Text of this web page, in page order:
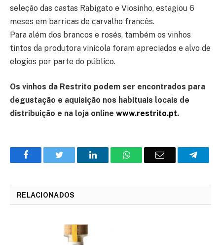
seleção das castas Rabigato e Viosinho, estagiou 6
meses em barricas de carvalho francês.
Para além dos brancos e rosés, também os vinhos
tintos da produtora vinícola foram apreciados e alvo de
elogios por parte do público.
Os vinhos da Restrito podem ser encontrados para
degustação e aquisição nos habituais locais de
distribuição e na loja online www.restrito.pt.
FacebookTwitter
O
WhatsAppE-
RELACIONADOS